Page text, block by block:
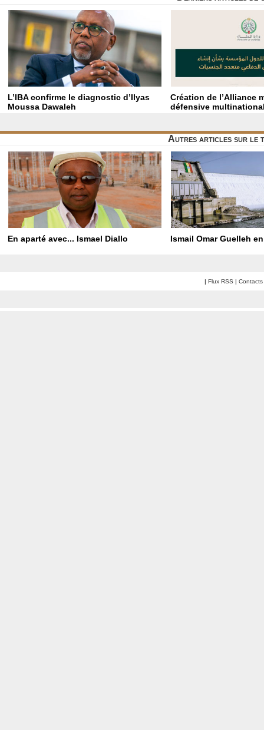
L’IBA confirme le diagnostic d’Ilyas
Moussa Dawaleh
Création de l’Alliance
défensive
Autres articles sur le
En aparté avec... Ismael Diallo Ismail Omar Guelleh
| Flux RSS | Contacts